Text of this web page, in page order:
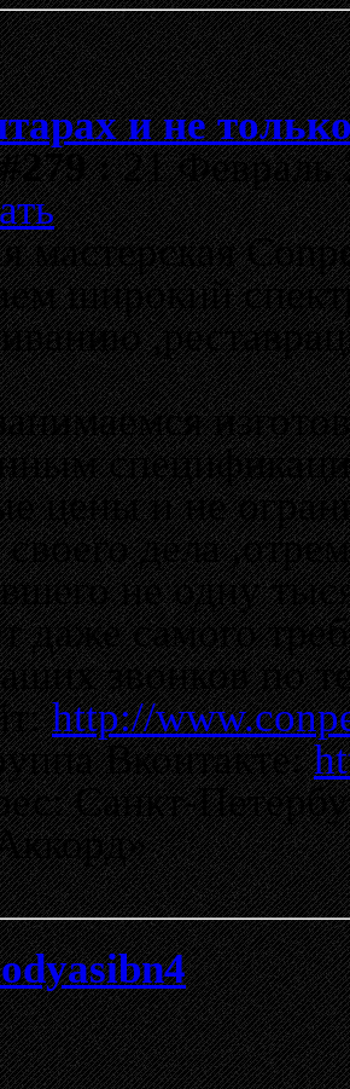
и не
:21 Февраль
мастерская
широкий
цены и не
своего дела
не одну
даже самого
звонков по
http://
Вконтакте:
Санкт-